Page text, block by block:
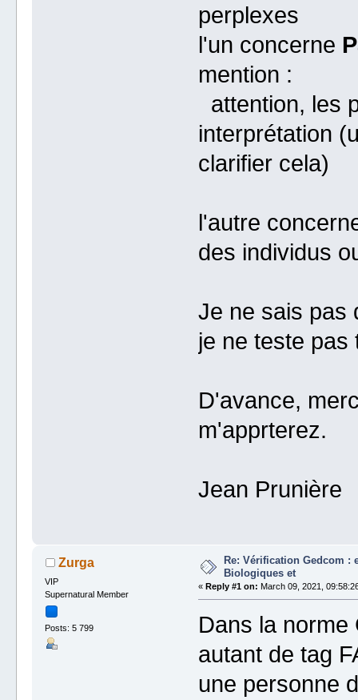
perplexes
l'un concerne
mention :
attention, les
interprétation
clarifier cela)
l'autre
des individus
Je ne sais pas
je ne teste pas
D'avance,
m'apprterez.
Jean Prunière
Zurga
VIP
Supernatural Member
Posts: 5 799
Re: Vérification Gedcom :
Biologiques et
« Reply #1 on: March 09, 2021,
Dans la
autant de tag
une personne